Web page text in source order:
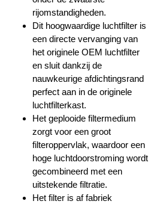
rijomstandigheden.
Dit hoogwaardige luchtfilter is
een directe vervanging van
het originele OEM luchtfilter
en sluit dankzij de
nauwkeurige afdichtingsrand
perfect aan in de originele
luchtfilterkast.
Het geplooide filtermedium
zorgt voor een groot
filteroppervlak, waardoor een
hoge luchtdoorstroming wordt
gecombineerd met een
uitstekende filtratie.
Het filter is af fabriek